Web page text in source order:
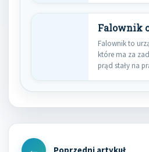
Falownik
Falownik to
które ma za
prąd stały na
Nawigacja
wpisu